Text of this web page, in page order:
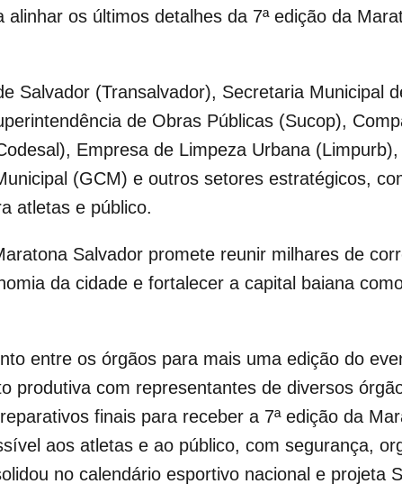
os últimos detalhes da 7ª edição da
Salvador (Transalvador), Secretaria Municipal
de Obras Públicas (Sucop),
Empresa de Limpeza Urbana
(GCM) e outros setores estratégicos,
atletas e público.
Salvador promete reunir milhares de
da cidade e fortalecer a capital baiana
entre os órgãos para mais uma edição do
produtiva com representantes de diversos
finais para receber a 7ª edição da
aos atletas e ao público, com segurança,
no calendário esportivo nacional e projeta